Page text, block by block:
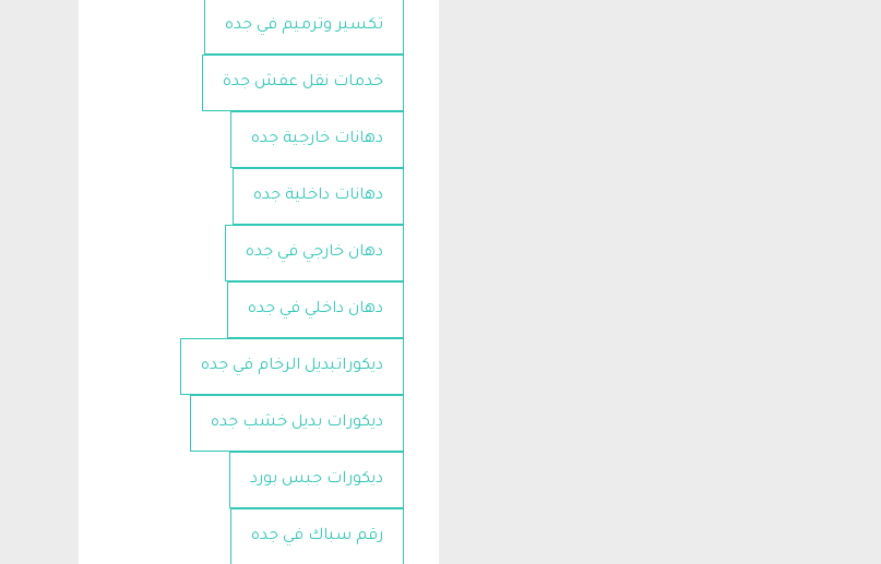
تكسير وترميم في جده
خدمات نقل عفش جدة
دهانات خارجية جده
دهانات داخلية جده
دهان خارجي في جده
دهان داخلي في جده
ديكوراتبديل الرخام في جده
ديكورات بديل خشب جده
ديكورات جبس بورد
رقم سباك في جده